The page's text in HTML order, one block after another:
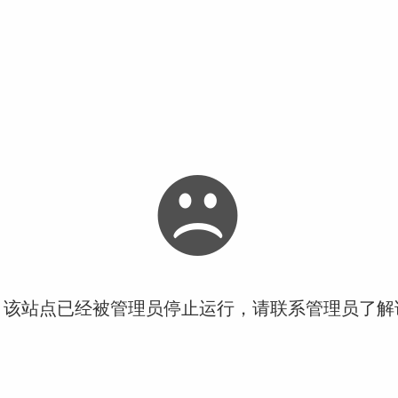
站点已经被管理员停止运行，请联系管理员了